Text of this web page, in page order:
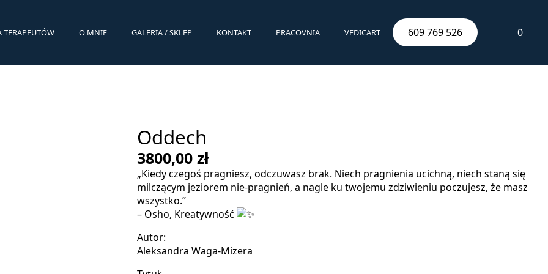
TERAPEUTÓW O MNIE GALERIA / SKLEP KONTAKT PRACOVNIA VEDICART 609 769 526 0
Oddech
3800,00 zł
„Kiedy czegoś pragniesz, odczuwasz brak. Niech pragnienia ucichną, niech staną się
milczącym jeziorem nie-pragnień, a nagle ku twojemu zdziwieniu poczujesz, że masz
wszystko.”
– Osho, Kreatywność
Autor:
Aleksandra Waga-Mizera